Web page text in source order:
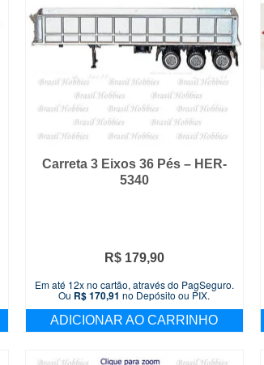
Carreta 3 Eixos 36 Pés – HER-
5340
R$179,90
Em até 12x no cartão, através do PagSeguro.
Ou R$170,91 no Depósito ou PIX.
ADICIONAR AO CARRINHO